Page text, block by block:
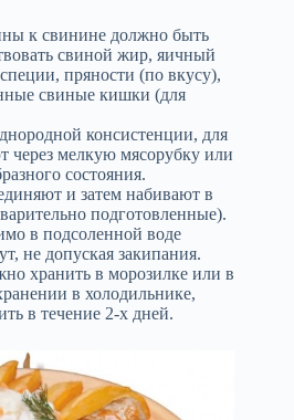
к свинине должно быть
свиной жир, яичный
пряности (по вкусу),
свиные кишки (для
консистенции, для
через мелкую мясорубку или
состояния.
и затем набивают в
подготовленные).
в подсоленной воде
не допуская закипания.
хранить в морозилке или в
в холодильнике,
в течение 2-х дней.